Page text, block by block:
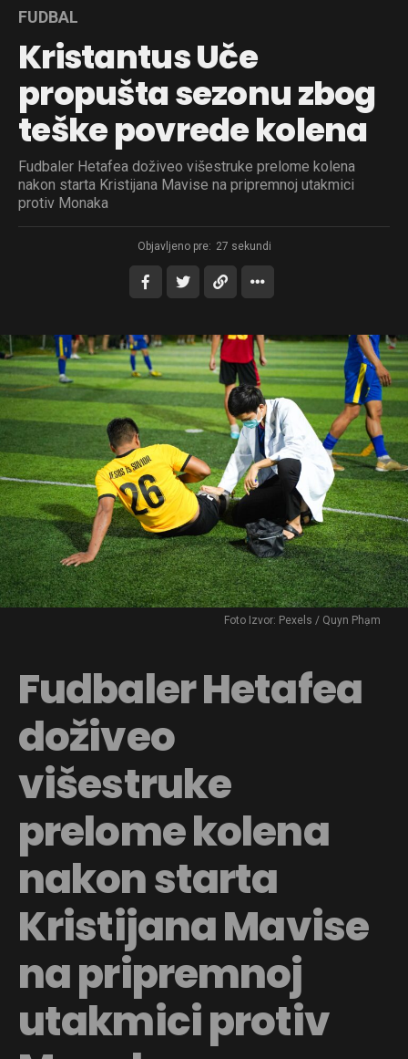
FUDBAL
Kristantus Uče
propušta sezonu zbog
teške povrede kolena
Fudbaler Hetafea doživeo višestruke prelome kolena
nakon starta Kristijana Mavise na pripremnoj utakmici
protiv Monaka
Objavljeno pre: 27 sekundi
Foto Izvor: Pexels / Quyn Phạm
Fudbaler Hetafea
doživeo
višestruke
prelome kolena
nakon starta
Kristijana Mavise
na pripremnoj
utakmici protiv